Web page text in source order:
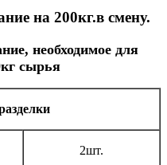
на 200кг.в смену.
необходимое для
сырья
2шт.